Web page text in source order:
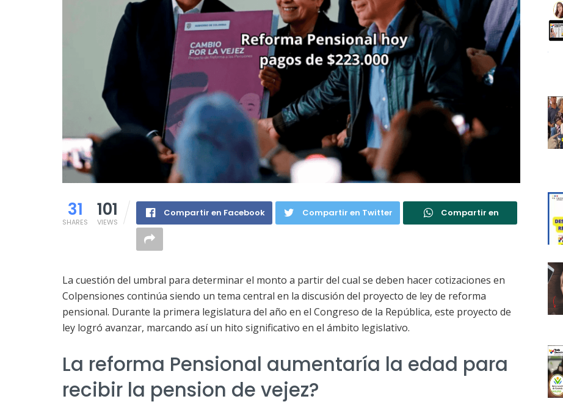
31
SHARES
101
VIEWS
Compartir en Facebook Compartir en Twitter Compartir en
La cuestión del umbral para determinar el monto a partir del cual se deben hacer cotizaciones en
Colpensiones continúa siendo un tema central en la discusión del proyecto de ley de reforma
pensional. Durante la primera legislatura del año en el Congreso de la República, este proyecto de
ley logró avanzar, marcando así un hito significativo en el ámbito legislativo.
La reforma Pensional aumentaría la edad para
recibir la pension de vejez?